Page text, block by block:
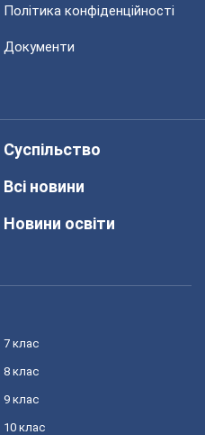
Політика конфіденційності
Документи
Суспільство
Всі новини
Новини освіти
7 клас
8 клас
9 клас
10 клас